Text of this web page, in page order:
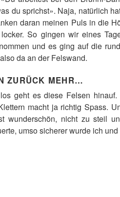
du sprichst». Naja, natürlich
daran meinen Puls in die
So gingen wir eines
und es ging auf die
da an der Felswand.
ZURÜCK MEHR…
geht es diese Felsen
macht ja richtig Spass.
wunderschön, nicht zu steil
umso sicherer wurde ich